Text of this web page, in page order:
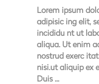
Lorem ipsum
adipisic ing elit,
incididu nt ut
aliqua. Ut enim
nostrud exerc
nisi.ut aliquip ex
Duis